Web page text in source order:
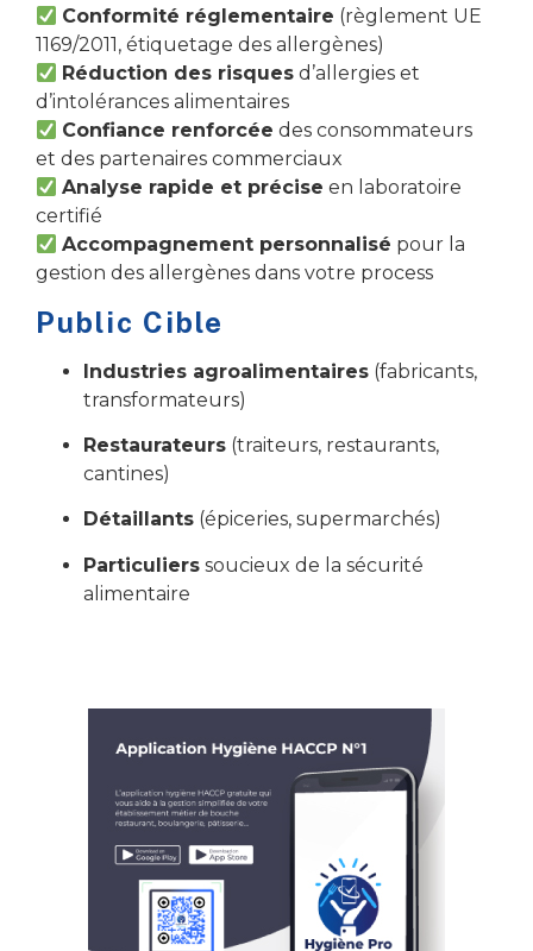
Conformité réglementaire (règlement UE
1169/2011, étiquetage des allergènes)
Réduction des risques d’allergies et
d’intolérances alimentaires
Confiance renforcée des consommateurs
et des partenaires commerciaux
Analyse rapide et précise en laboratoire
certifié
Accompagnement personnalisé pour la
gestion des allergènes dans votre process
Public Cible
Industries agroalimentaires (fabricants,
transformateurs)
Restaurateurs (traiteurs, restaurants,
cantines)
Détaillants (épiceries, supermarchés)
Particuliers soucieux de la sécurité
alimentaire